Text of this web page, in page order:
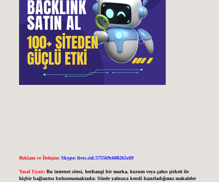
Reklam ve İletişim: Skype: live:.cid.575569c608265c69
Yasal Uyarı: Bu internet sitesi, herhangi bir marka, kurum veya şahıs şirketi ile
hiçbir bağlantısı bulunmamaktadır. Sitede yalnızca kendi hazırladığımız makaleler